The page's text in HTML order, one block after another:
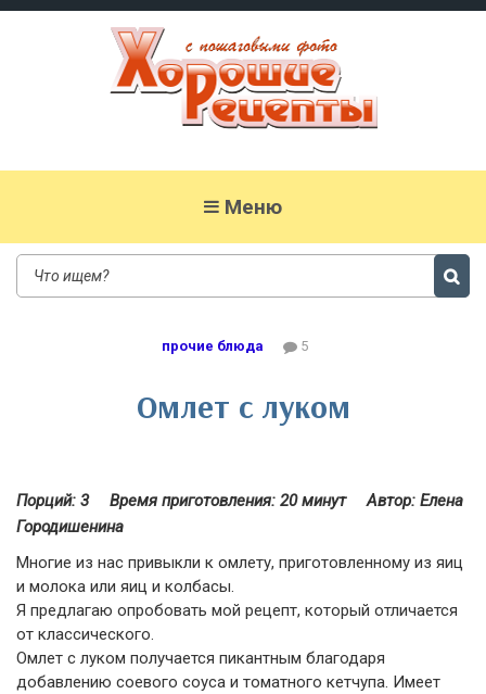
Меню
прочие блюда 5
Омлет с луком
Порций: 3 Время приготовления: 20 минут
Автор: Елена
Городишенина
Многие из нас привыкли к омлету, приготовленному из яиц
и молока или яиц и колбасы.
Я предлагаю опробовать мой рецепт, который отличается
от классического.
Омлет с луком получается пикантным благодаря
добавлению соевого соуса и томатного кетчупа. Имеет